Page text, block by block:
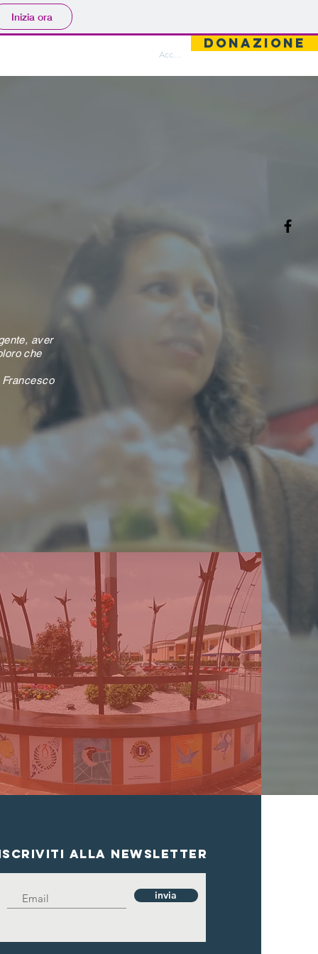
Inizia ora
DONAZIONE
Accedi
aver
che
Francesco
alla newsletter
invia